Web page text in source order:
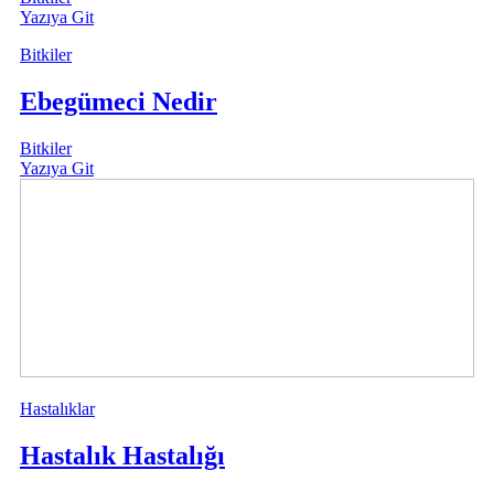
Yazıya Git
Bitkiler
Ebegümeci Nedir
Bitkiler
Yazıya Git
Hastalıklar
Hastalık Hastalığı